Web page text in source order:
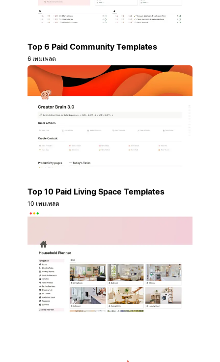
Top 6 Paid Community Templates
6 เทมเพลต
Top 10 Paid Living Space Templates
10 เทมเพลต